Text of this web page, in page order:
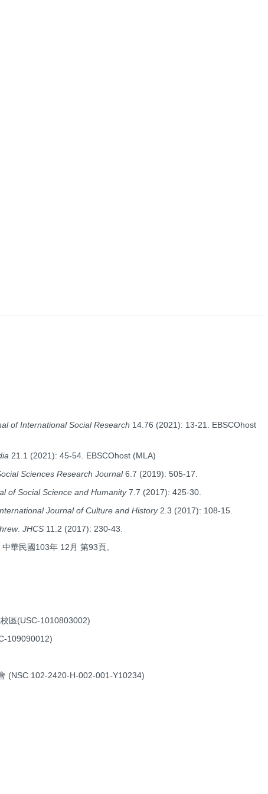
ofInternational Social Research 14.76 (2021): 13-21. EBSCOhost
21.1 (2021): 45-54. EBSCOhost (MLA)
Sciences Research Journal6.7 (2019): 505-17.
of Social Science and Humanity7.7 (2017): 425-30.
Journal of Culture and History2.3 (2017): 108-15.
. JHCS11.2 (2017): 230-43.
華民國103年 12月 第93頁。
區(USC-1010803002)
109090012)
(NSC 102-2420-H-002-001-Y10234)